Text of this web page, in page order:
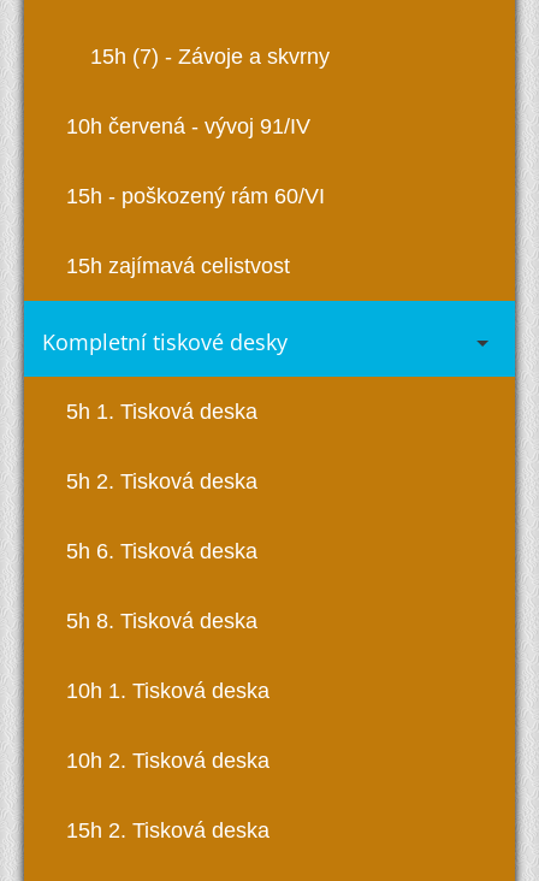
15h (7) - Závoje a skvrny
10h červená - vývoj 91/IV
15h - poškozený rám 60/VI
15h zajímavá celistvost
Kompletní tiskové desky
5h 1. Tisková deska
5h 2. Tisková deska
5h 6. Tisková deska
5h 8. Tisková deska
10h 1. Tisková deska
10h 2. Tisková deska
15h 2. Tisková deska